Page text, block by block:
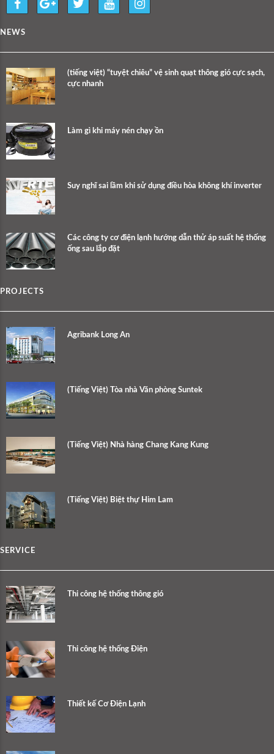
NEWS
(tiếng việt) “tuyệt chiêu” vệ sinh quạt thông gió cực sạch,
cực nhanh
Làm gì khi máy nén chạy ồn
Suy nghĩ sai lầm khi sử dụng điều hòa không khí inverter
Các công ty cơ điện lạnh hướng dẫn thử áp suất hệ thống
ống sau lắp đặt
PROJECTS
Agribank Long An
(Tiếng Việt) Tòa nhà Văn phòng Suntek
(Tiếng Việt) Nhà hàng Chang Kang Kung
(Tiếng Việt) Biệt thự Him Lam
SERVICE
Thi công hệ thống thông gió
Thi công hệ thống Điện
Thiết kế Cơ Điện Lạnh